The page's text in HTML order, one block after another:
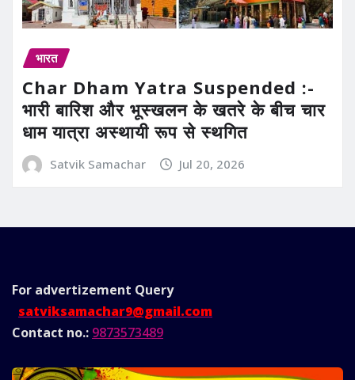
भारत
Char Dham Yatra Suspended :-
भारी बारिश और भूस्खलन के खतरे के बीच चार
धाम यात्रा अस्थायी रूप से स्थगित
Satvik Samachar Jul 20, 2026
For advertizement Query
satviksamachar9@gmail.com
Contact no.: 9873573489